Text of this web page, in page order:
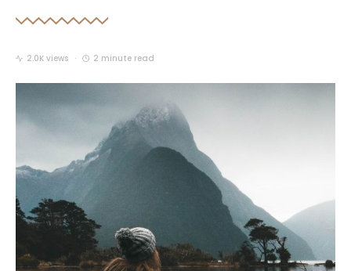
2.0K views 2 minute read